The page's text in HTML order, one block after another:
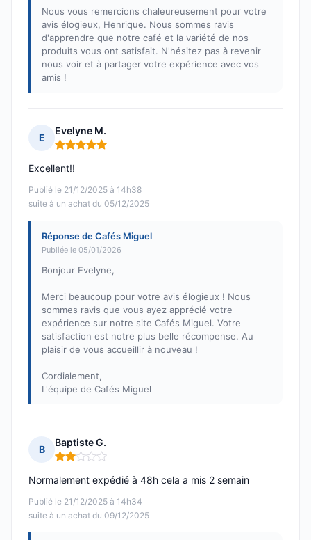
Nous vous remercions chaleureusement pour votre
avis élogieux, Henrique. Nous sommes ravis
d'apprendre que notre café et la variété de nos
produits vous ont satisfait. N'hésitez pas à revenir
nous voir et à partager votre expérience avec vos
amis !
E
Evelyne M.
Note : 5 sur 5
Publié le 21/12/2025 à 14h38
suite à un achat du 05/12/2025
Excellent!!
Réponse de Cafés Miguel
Publiée le 05/01/2026
Bonjour Evelyne,
Merci beaucoup pour votre avis élogieux ! Nous
sommes ravis que vous ayez apprécié votre
expérience sur notre site Cafés Miguel. Votre
satisfaction est notre plus belle récompense. Au
plaisir de vous accueillir à nouveau !
Cordialement,
L'équipe de Cafés Miguel
B
Baptiste G.
Note : 2 sur 5
Publié le 21/12/2025 à 14h34
suite à un achat du 09/12/2025
Normalement expédié à 48h cela a mis 2 semain